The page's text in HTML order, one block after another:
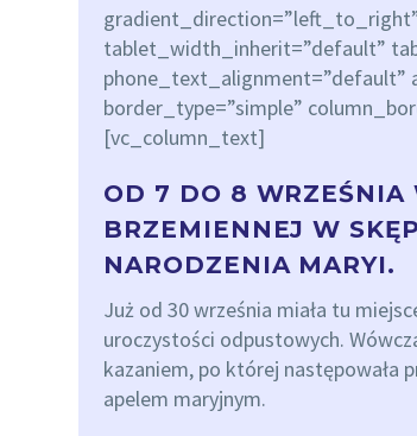
tablet_width_inherit=”default”
phone_text_alignment=”default”
border_type=”simple”
[vc_column_text]
OD 7 DO 8 WRZEŚNIA
BRZEMIENNEJ W
NARODZENIA MARYI.
Już od 30 września miała tu
uroczystości odpustowych.
kazaniem, po której następowała
apelem maryjnym.